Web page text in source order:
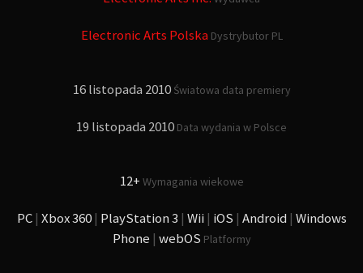
Electronic Arts Polska Dystrybutor PL
16 listopada 2010 Światowa data premiery
19 listopada 2010 Data wydania w Polsce
12+ Wymagania wiekowe
PC | Xbox 360 | PlayStation 3 | Wii | iOS | Android | Windows
Phone | webOS Platformy